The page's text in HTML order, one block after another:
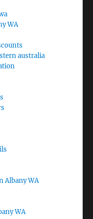
WA
australia
Albany WA
WA